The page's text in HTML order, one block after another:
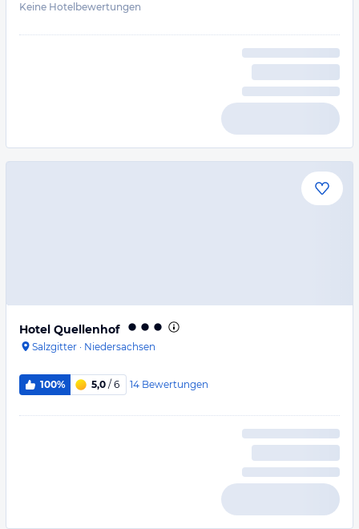
Keine Hotelbewertungen
Hotel Quellenhof
Salzgitter · Niedersachsen
100% 5,0 / 6 14 Bewertungen